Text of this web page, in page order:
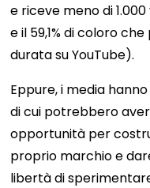
e riceve meno di 1.000
e il 59,1% di coloro
durata su YouTube).
Eppure, i media
di cui potrebbero
opportunità per
proprio marchio e
libertà di